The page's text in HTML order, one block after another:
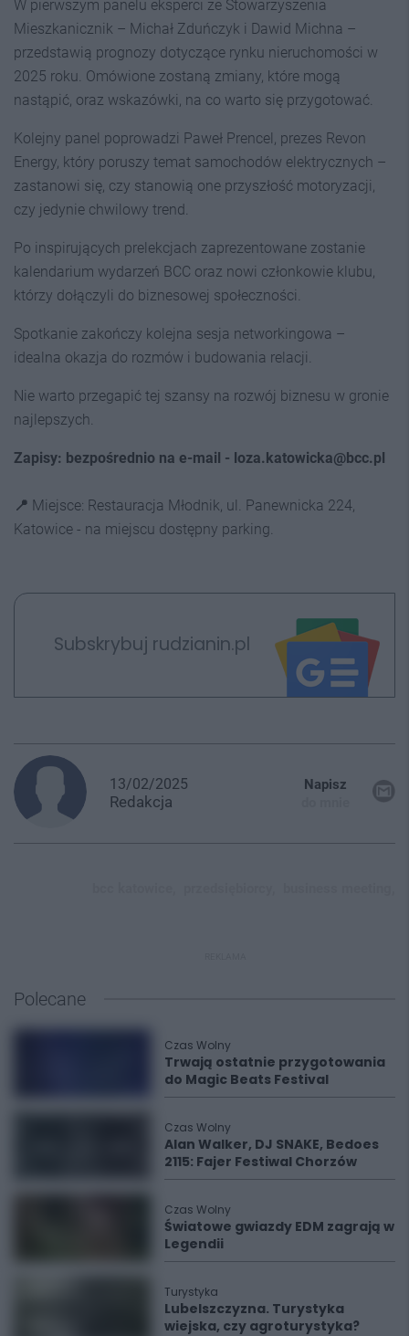
W pierwszym panelu eksperci ze Stowarzyszenia
Mieszkanicznik – Michał Zduńczyk i Dawid Michna –
przedstawią prognozy dotyczące rynku nieruchomości w
2025 roku. Omówione zostaną zmiany, które mogą
nastąpić, oraz wskazówki, na co warto się przygotować.
Kolejny panel poprowadzi Paweł Prencel, prezes Revon
Energy, który poruszy temat samochodów elektrycznych –
zastanowi się, czy stanowią one przyszłość motoryzacji,
czy jedynie chwilowy trend.
Po inspirujących prelekcjach zaprezentowane zostanie
kalendarium wydarzeń BCC oraz nowi członkowie klubu,
którzy dołączyli do biznesowej społeczności.
Spotkanie zakończy kolejna sesja networkingowa –
idealna okazja do rozmów i budowania relacji.
Nie warto przegapić tej szansy na rozwój biznesu w gronie
najlepszych.
Zapisy: bezpośrednio na e-mail - loza.katowicka@bcc.pl
📍 Miejsce: Restauracja Młodnik, ul. Panewnicka 224,
Katowice - na miejscu dostępny parking.
Subskrybuj rudzianin.pl
13/02/2025
Redakcja
Napisz
Polecane
Czas Wolny
Trwają ostatnie przygotowania
do Magic Beats Festival
Czas Wolny
Alan Walker, DJ SNAKE, Bedoes
2115: Fajer Festiwal Chorzów
Czas Wolny
Światowe gwiazdy EDM zagrają w
Legendii
Turystyka
Lubelszczyzna. Turystyka
wiejska, czy agroturystyka?